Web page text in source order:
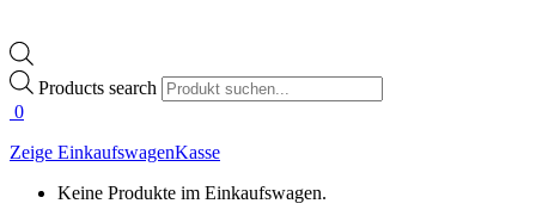
Products search
0
Zeige EinkaufswagenKasse
Keine Produkte im Einkaufswagen.